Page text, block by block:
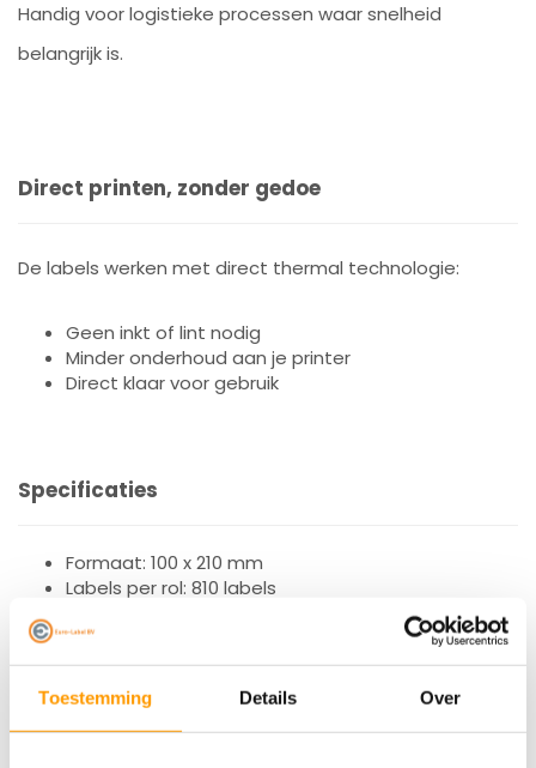
Toestemming Details Over
Handig voor logistieke processen waar snelheid
belangrijk is.
Direct printen, zonder gedoe
De labels werken met direct thermal technologie:
Geen inkt of lint nodig
Minder onderhoud aan je printer
Direct klaar voor gebruik
Specificaties
Formaat: 100 x 210 mm
Labels per rol: 810 labels
Materiaal: ongecoat thermisch papier
Printtype: direct thermal
Kern: 76 mm
Maximale roldiameter: 200 mm
Geschikt voor: mid-range en high-end printers